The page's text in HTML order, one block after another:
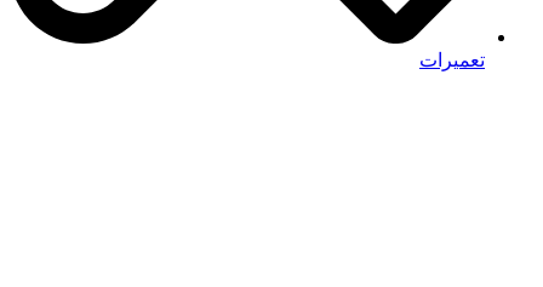
تعمیرات